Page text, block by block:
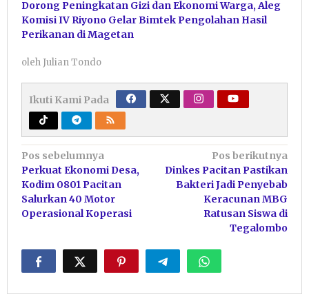
Dorong Peningkatan Gizi dan Ekonomi Warga, Aleg
Komisi IV Riyono Gelar Bimtek Pengolahan Hasil
Perikanan di Magetan
oleh Julian Tondo
Ikuti Kami Pada
Navigasi
pos
Pos sebelumnya
Perkuat Ekonomi Desa,
Kodim 0801 Pacitan
Salurkan 40 Motor
Operasional Koperasi
Pos berikutnya
Dinkes Pacitan Pastikan
Bakteri Jadi Penyebab
Keracunan MBG
Ratusan Siswa di
Tegalombo